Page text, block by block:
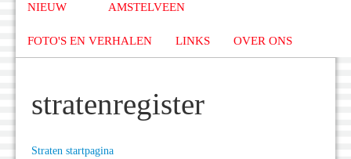
NIEUW AMSTELVEEN
FOTO'S EN VERHALEN LINKS OVER ONS
stratenregister
Straten startpagina